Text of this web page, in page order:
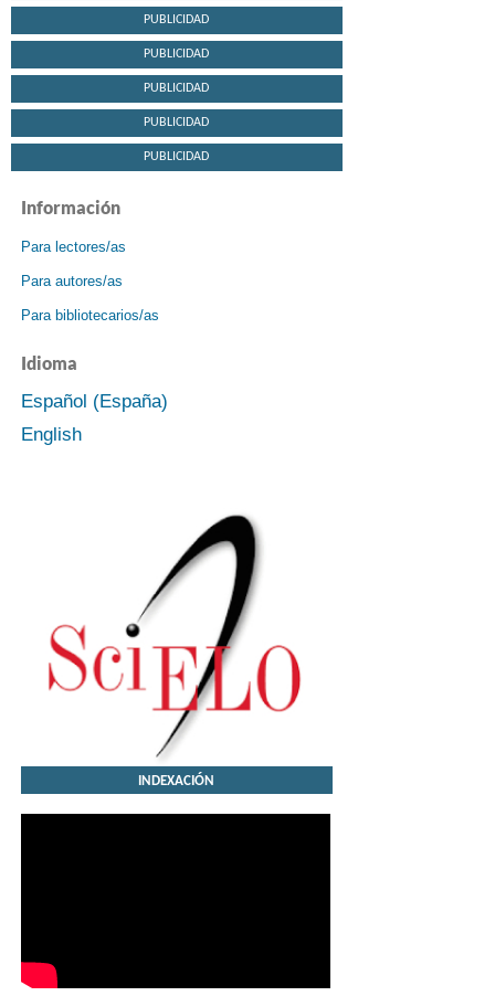
PUBLICIDAD
PUBLICIDAD
PUBLICIDAD
PUBLICIDAD
PUBLICIDAD
Información
Para lectores/as
Para autores/as
Para bibliotecarios/as
Idioma
Español (España)
English
INDEXACIÓN